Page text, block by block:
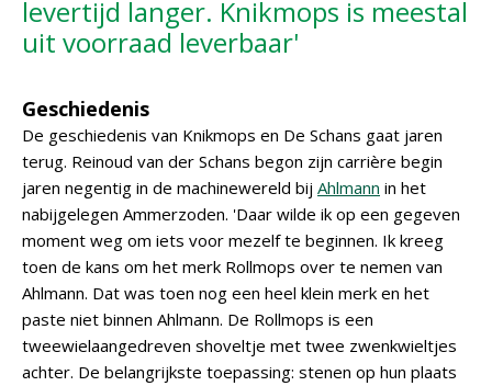
levertijd langer. Knikmops is meestal
uit voorraad leverbaar'
Geschiedenis
De geschiedenis van Knikmops en De Schans gaat jaren
terug. Reinoud van der Schans begon zijn carrière begin
jaren negentig in de machinewereld bij Ahlmann in het
nabijgelegen Ammerzoden. 'Daar wilde ik op een gegeven
moment weg om iets voor mezelf te beginnen. Ik kreeg
toen de kans om het merk Rollmops over te nemen van
Ahlmann. Dat was toen nog een heel klein merk en het
paste niet binnen Ahlmann. De Rollmops is een
tweewielaangedreven shoveltje met twee zwenkwieltjes
achter. De belangrijkste toepassing: stenen op hun plaats